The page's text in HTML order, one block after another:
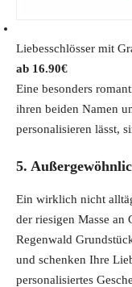
Liebesschlösser mit
16.90€
Eine besonders
ihren beiden Namen
personalisieren lässt,
5.
Ein wirklich nicht
der riesigen Masse an
Regenwald
und schenken Ihre
personalisiertes